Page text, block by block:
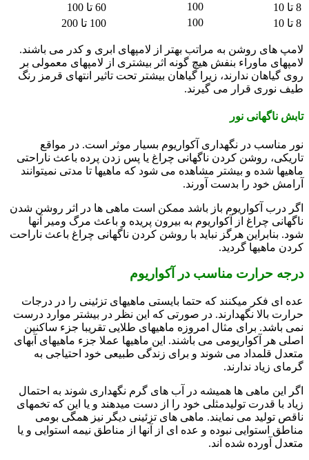
8 تا 10
100
60 تا 100
8 تا 10
100 100 تا 200
لامپ های روشن به مراتب بهتر از لامپهای ابری و کدر می باشند.
لامپهای ماوراء بنفش هیچ گونه اثر بیشتری از لامپهای معمولی بر
روی گیاهان ندارند، زیرا گیاهان بیشتر تحت تاثیر انتهای قرمز رنگ
طیف نوری قرار می گیرند.
تابش ناگهانی نور
نور مناسب در نگهداری آکواریوم بسیار موثر است. در مواقع
تاریکی، روشن کردن ناگهانی چراغ یا پس زدن پرده باعث ناراحتی
ماهیها شده و بیشتر مشاهده می شود که ماهیها تا مدتی نمیتوانند
آرامش خود را بدست آورند.
اگر درب آکواریوم باز باشد ممکن است ماهی ها در اثر روشن شدن
ناگهانی چراغ از آکواریوم به بیرون پریده و باعث مرگ ومیر آنها
شود. بنابراین هرگز نباید با روشن کردن ناگهانی چراغ باعث ناراحت
کردن ماهیها گردید.
درجه حرارت مناسب در آکواریوم
عده ای فکر میکنند که حتما بایستی ماهیهای تزئینی را در درجات
حرارت بالا نگهدارند. در صورتی که این نظر در بیشتر موارد درست
نمی باشد. برای مثال امروزه ماهیهای طلایی تقریبا جزء ساکنین
اصلی هر آکواریومی می باشند. این ماهیها عملا جزء ماهیهای آبهای
متعدل قلمداد می شوند و برای زندگی طبیعی خود احتیاجی به
گرمای زیاد ندارند.
اگر این ماهی ها همیشه در آب های گرم نگهداری شوند به احتمال
زیاد با قدرت تولیدمثلی خود را از دست میدهند و یا این که تخمهای
ناقص تولید می نمایند. ماهی های تزئینی دیگر نیز همگی بومی
مناطق استوایی نبوده و عده ای از آنها از مناطق نیمه استوایی و یا
متعدل آورده شده اند.